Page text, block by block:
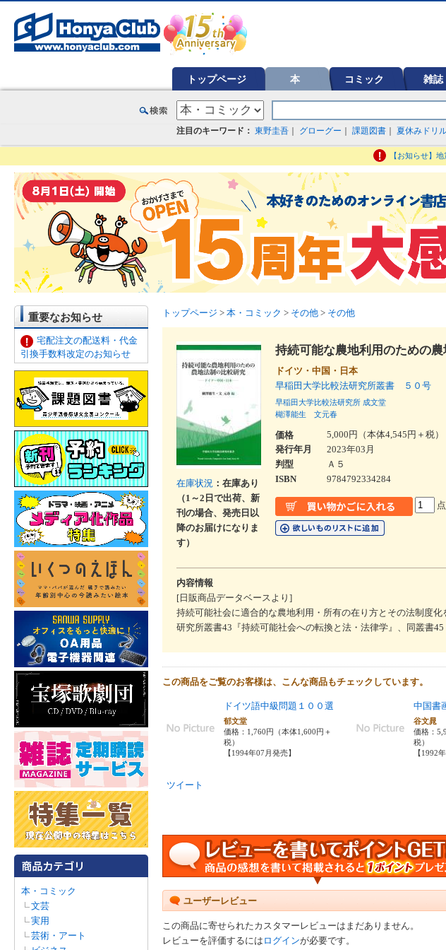
トップページ 本 コミック 雑誌
注目のキーワード： 東野圭吾 グローグー 課題図書 夏休みドリ
【お知らせ】
重要なお知らせ
宅配注文の配送料・代金
引換手数料改定のお知らせ
本・コミック
文芸
実用
芸術・アート
トップページ > 本・コミック > その他 > その他
在庫状況 ：在庫あり
（1～2日で出荷、新
刊の場合、発売日以
降のお届けになりま
す）
持続可能な農地利用のための
ドイツ・中国・日本
早稲田大学比較法研究所叢書 ５０号
早稲田大学比較法研究所 成文堂
楜澤能生
文元春
価格
5,000円（本体4,545円＋税）
発行年月
2023年03月
判型
Ａ５
ISBN
9784792334284
点
内容情報
[日販商品データベースより]
持続可能社会に適合的な農地利用・所有の在り方とその法制度
研究所叢書43『持続可能社会への転換と法・法律学』、同叢書45
この商品をご覧のお客様は、こんな商品もチェックしています。
ドイツ語中級問題１００選
郁文堂
価格：1,760円（本体1,600円＋
税）
【1994年07月発売】
中国書
谷文晁
価格：
税）
【1992
ツイート
ユーザーレビュー
この商品に寄せられたカスタマーレビューはまだありません。
レビューを評価するには ログインが必要です。